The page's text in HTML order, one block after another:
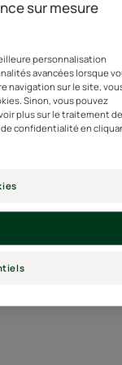
de sébum
et légèreté.
il associe l'extrait
et
normaliser la
beauté. 83%
sans
sur mesure
personnalisation
avancées lorsque
navigation sur le site,
Sinon, vous pouvez
plus sur le traitement
confidentialité en